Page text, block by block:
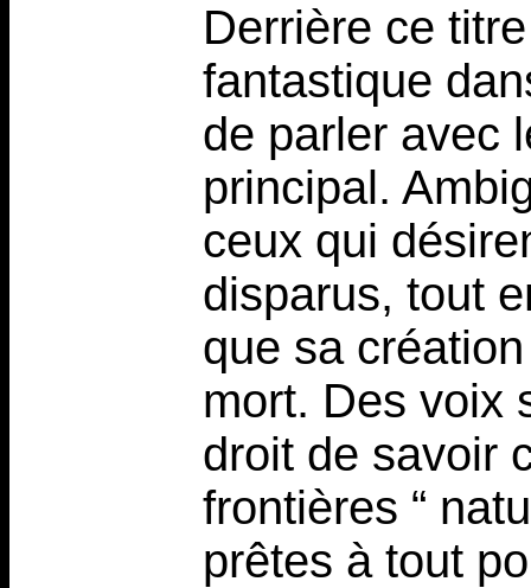
Derrière ce
fantastique
de parler avec
principal.
ceux qui
disparus, tout
que sa
mort. Des voix
droit de savoir
frontières “
prêtes à tout